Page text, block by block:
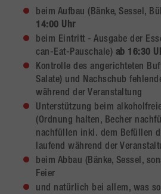
beim Aufbau (Bänke, Sessel,
14:00 Uhr
beim Eintritt - Ausgabe der
can-Eat-Pauschale) ab 16:30
Kontrolle des angerichteten
Salate) und Nachschub
während der Veranstaltung
Unterstützung beim
(Ordnung halten, Becher
nachfüllen inkl. dem Befüllen
laufend während der
beim Abbau (Bänke, Sessel,
Feier
und natürlich bei allem, was